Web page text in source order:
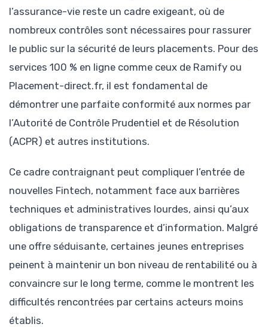
l’assurance-vie reste un cadre exigeant, où de
nombreux contrôles sont nécessaires pour rassurer
le public sur la sécurité de leurs placements. Pour des
services 100 % en ligne comme ceux de Ramify ou
Placement-direct.fr, il est fondamental de
démontrer une parfaite conformité aux normes par
l’Autorité de Contrôle Prudentiel et de Résolution
(ACPR) et autres institutions.
Ce cadre contraignant peut compliquer l’entrée de
nouvelles Fintech, notamment face aux barrières
techniques et administratives lourdes, ainsi qu’aux
obligations de transparence et d’information. Malgré
une offre séduisante, certaines jeunes entreprises
peinent à maintenir un bon niveau de rentabilité ou à
convaincre sur le long terme, comme le montrent les
difficultés rencontrées par certains acteurs moins
établis.